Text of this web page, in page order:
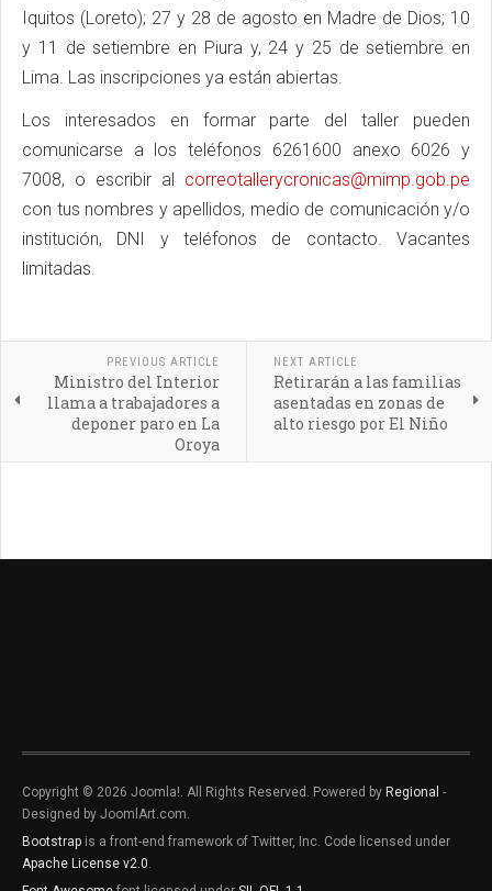
Iquitos (Loreto); 27 y 28 de agosto en Madre de Dios; 10
y 11 de setiembre en Piura y, 24 y 25 de setiembre en
Lima. Las inscripciones ya están abiertas.
Los interesados en formar parte del taller pueden
comunicarse a los teléfonos 6261600 anexo 6026 y
7008, o escribir al correotallerycronicas@mimp.gob.pe
con tus nombres y apellidos, medio de comunicación y/o
institución, DNI y teléfonos de contacto. Vacantes
limitadas.
PREVIOUS ARTICLE
Ministro del Interior
llama a trabajadores a
deponer paro en La
Oroya
NEXT ARTICLE
Retirarán a las familias
asentadas en zonas de
alto riesgo por El Niño
Copyright © 2026 Joomla!. All Rights Reserved. Powered by Regional -
Designed by JoomlArt.com.
Bootstrap is a front-end framework of Twitter, Inc. Code licensed under
Apache License v2.0.